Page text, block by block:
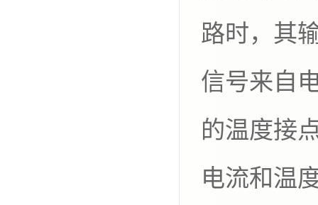
路时，其
信号来自
的温度接
电流和温